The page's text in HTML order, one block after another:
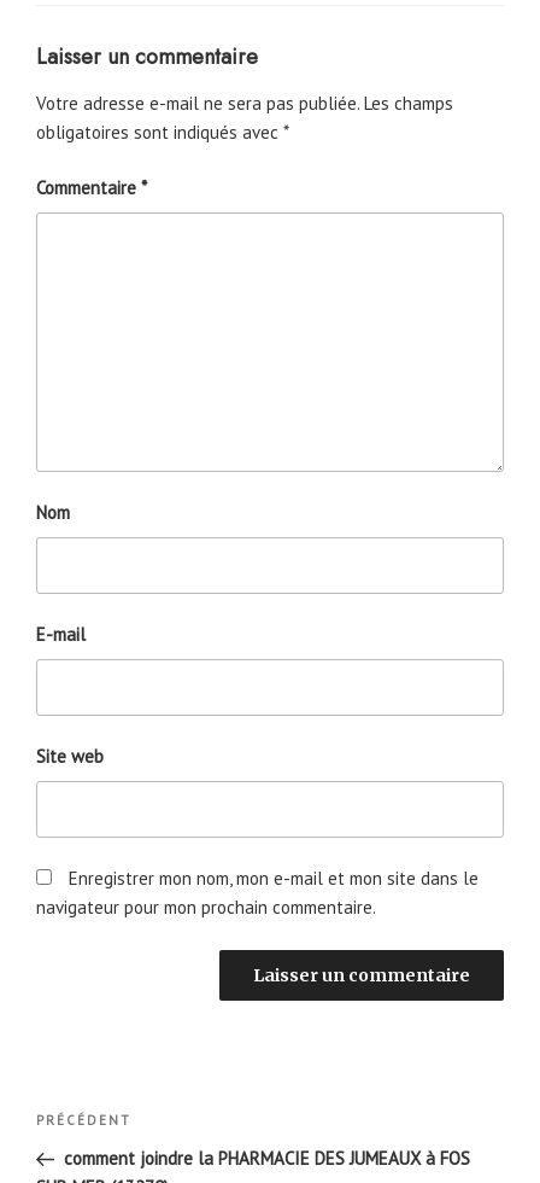
Laisser un commentaire
Votre adresse e-mail ne sera pas publiée. Les champs
obligatoires sont indiqués avec *
Commentaire *
Nom
E-mail
Site web
Enregistrer mon nom, mon e-mail et mon site dans le
navigateur pour mon prochain commentaire.
Navigation
l’article
Article
précédent
PRÉCÉDENT
comment joindre la PHARMACIE DES JUMEAUX à FOS